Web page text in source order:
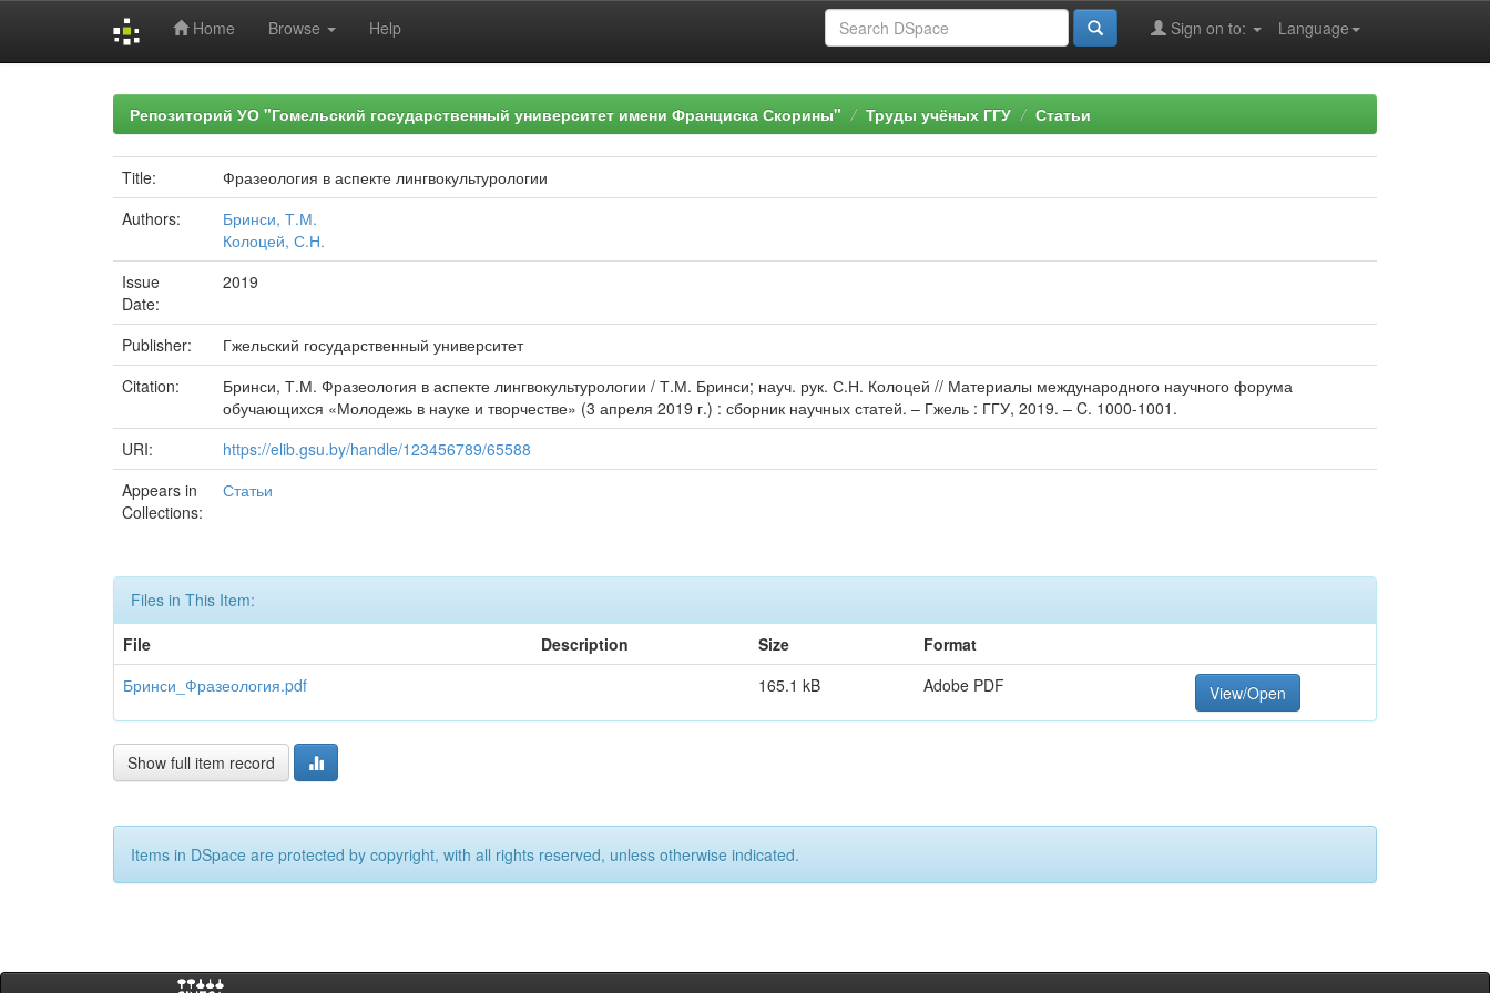
Home Browse Help Language
Sign on to:
Репозиторий УО "Гомельский государственный университет имени Франциска Скорины" Труды учёных ГГУ Статьи
Title:
Фразеология в аспекте лингвокультурологии
Authors:
Бринси, Т.М.
Колоцей, С.Н.
Issue
Date:
2019
Publisher:
Гжельский государственный университет
Citation:
Бринси, Т.М. Фразеология в аспекте лингвокультурологии / Т.М. Бринси; науч. рук. С.Н. Колоцей // Материалы международного научного форума
обучающихся «Молодежь в науке и творчестве» (3 апреля 2019 г.) : сборник научных статей. – Гжель : ГГУ, 2019. – C. 1000-1001.
URI:
https://elib.gsu.by/handle/123456789/65588
Appears in
Collections:
Статьи
Files in This Item:
File
Description Size
Format
Бринси_Фразеология.pdf
165.1 kB Adobe PDF View/Open
Show full item record
Items in DSpace are protected by copyright, with all rights reserved, unless otherwise indicated.